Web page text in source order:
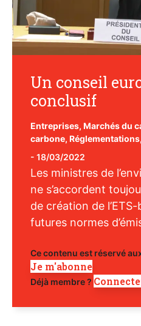
Un conseil
conclusif
Entreprises, Marchés du
carbone,
- 18/03/2022
Les ministres de
ne s’accordent
de création de
futures normes
Ce contenu est réservé
Je m'abonne
Déjà membre ?